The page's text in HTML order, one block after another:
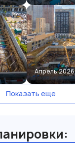
Апрель 2026
Показать еще